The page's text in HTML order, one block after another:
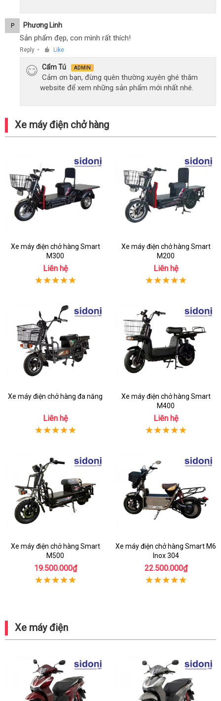
P Phương Linh
Sản phẩm đẹp, con mình rất thích!
Reply ● Like
Cẩm Tú ADMIN
Cảm ơn bạn, đừng quên thường xuyên ghé thăm
website để xem những sản phẩm mới nhất nhé.
Xe máy điện chở hàng
Xe máy điện chở hàng Smart
M300
Liên hệ
Xe máy điện chở hàng Smart
M200
Liên hệ
Xe máy điện chở hàng đa năng
Liên hệ
Xe máy điện chở hàng Smart
M400
Liên hệ
Xe máy điện chở hàng Smart
M500
19.500.000₫
Xe máy điện chở hàng Smart M6
Inox 304
22.500.000₫
Xe máy điện